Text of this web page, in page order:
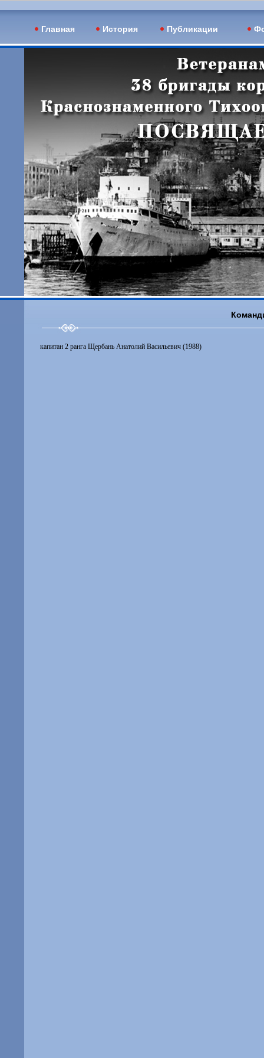
Главная История Публикации
капитан 2 ранга Щербань Анатолий Васильевич (1988)